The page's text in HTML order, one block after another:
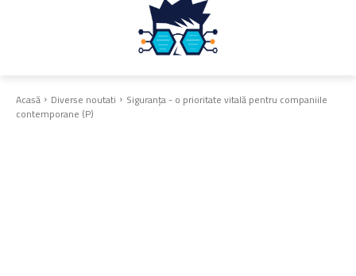
Acasă Diverse noutati Siguranța - o prioritate vitală pentru companiile
contemporane (P)